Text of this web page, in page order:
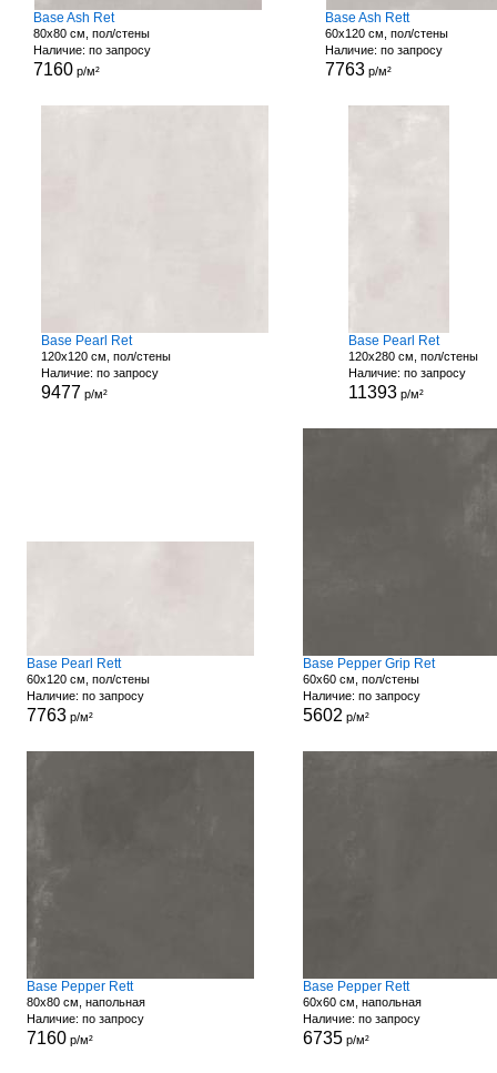
Base Ash Ret
80x80 см, пол/стены
Наличие: по запросу
7160 р/м²
Base Ash Rett
60x120 см, пол/стены
Наличие: по запросу
7763 р/м²
Base Pearl Ret
120x120 см, пол/стены
Наличие: по запросу
9477 р/м²
Base Pearl Ret
120x280 см, пол/стены
Наличие: по запросу
11393 р/м²
Base Pearl Rett
60x120 см, пол/стены
Наличие: по запросу
7763р/м²
Base Pepper Grip Ret
60x60 см, пол/стены
Наличие: по запросу
5602 р/м²
Base Pepper Rett
80x80 см, напольная
Наличие: по запросу
7160р/м²
Base Pepper Rett
60x60 см, напольная
Наличие: по запросу
6735р/м²